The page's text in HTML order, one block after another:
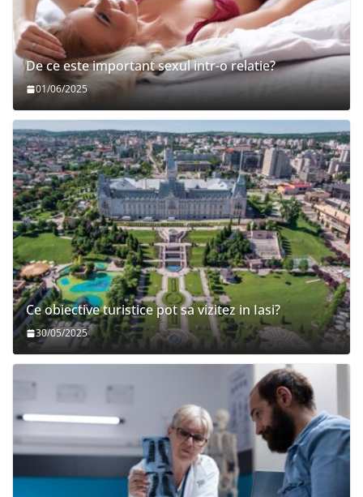
De ce este important sexul intr-o relatie?
01/06/2025
Ce obiective turistice pot sa vizitez in Iasi?
30/05/2025